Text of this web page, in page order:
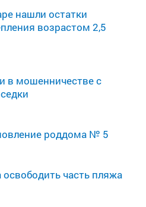
нашли остатки
возрастом 2,5
в мошенничестве с
роддома № 5
часть пляжа